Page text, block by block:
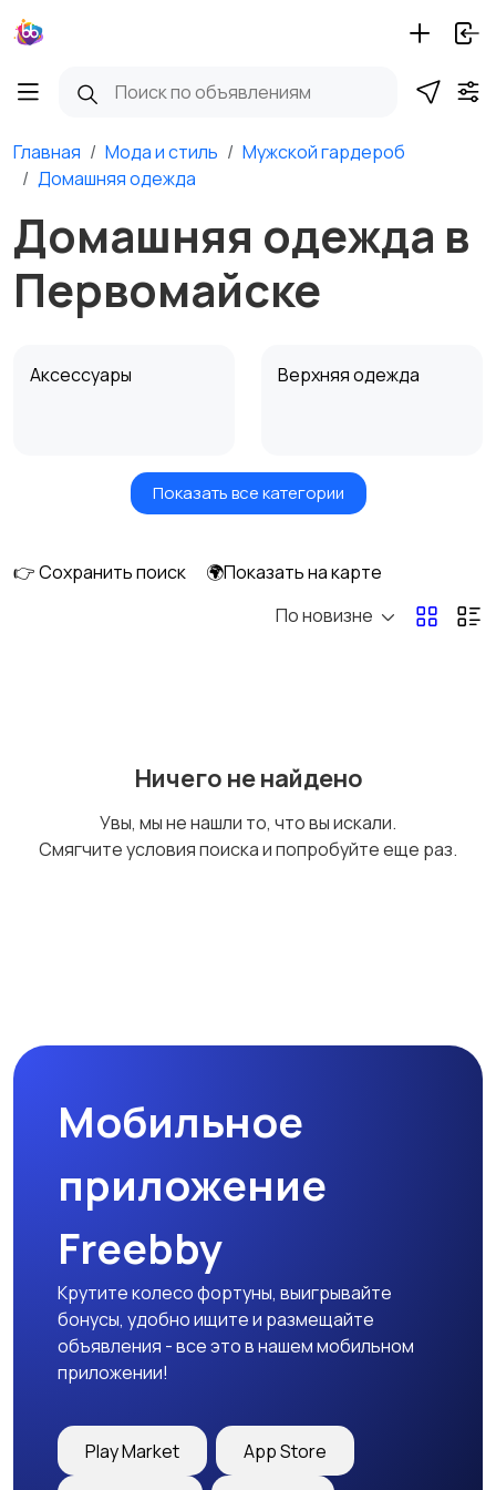
Главная Мода и стиль
Мужской гардероб
Домашняя одежда
Домашняя одежда в
Первомайске
Аксессуары Верхняя одежда
Головные уборы Домашняя одежда
Нижнее белье
Футболки и поло Штаны и шорты
Другое
Показать все категории
👉 Сохранить поиск
🌍Показать на карте
По новизне
Ничего не найдено
Увы, мы не нашли то, что вы искали.
Смягчите условия поиска и попробуйте еще раз.
Мобильное
приложение
Freebby
Крутите колесо фортуны, выигрывайте
бонусы, удобно ищите и размещайте
объявления - все это в нашем мобильном
приложении!
Play Market App Store